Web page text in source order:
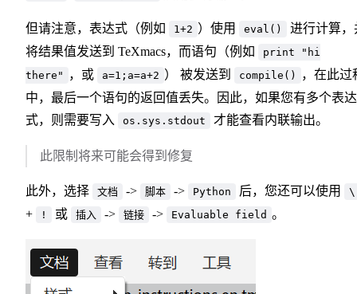
但请注意，表达式（例如 1+2 ）使用 eval()
进行计算，
将结果值发送到 TeXmacs，而语句（例如
print "hi
there"
，或 a=1;a=a+2 ） 被发送到 compile()
，在此过
中，最后一个语句的返回值丢失。因此，如果您有多个表达
式，则需要写入
os.sys.stdout 才能查看内联输出。
此限制将来可能会得到修复
此外，选择 文档 -> 脚本 -> Python 后，您还可以使用 \
+ ! 或 插入 -> 链接 -> Evaluable field 。